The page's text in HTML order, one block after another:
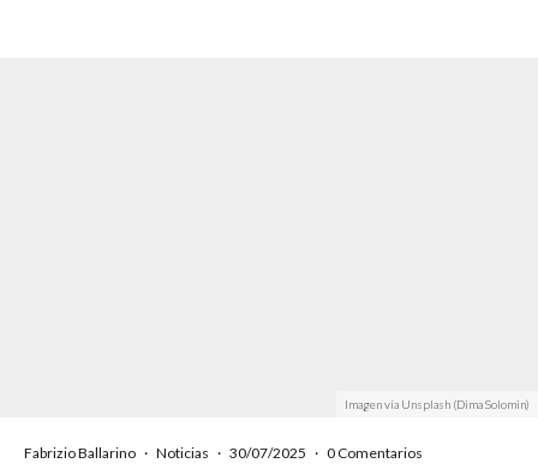
Imagen vía Unsplash (Dima Solomin)
Fabrizio Ballarino · Noticias · 30/07/2025 · 0 Comentarios